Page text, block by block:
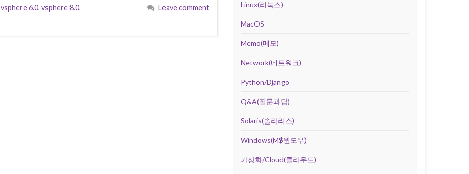
vsphere 6.0, vsphere 8.0,
Leave comment Linux(리눅스)
MacOS
Memo(메모)
Network(네트워크)
Python/Django
Q&A(질문과답)
Solaris(솔라리스)
Windows(M$윈도우)
가상화/Cloud(클라우드)